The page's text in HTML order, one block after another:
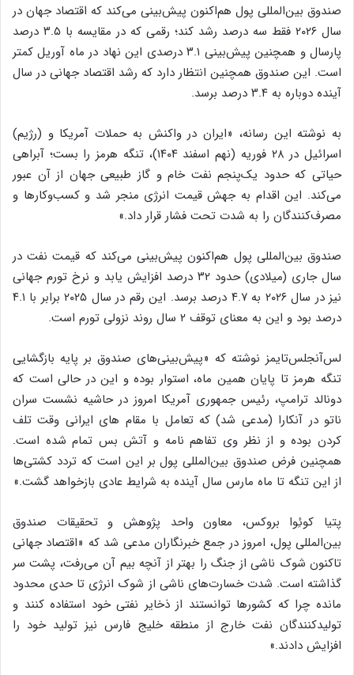
صندوق بین‌المللی پول هم‌اکنون پیش‌بینی می‌کند که اقتصاد جهان در
سال ۲۰۲۶ فقط سه درصد رشد کند؛ رقمی که در مقایسه با ۳.۵ درصد
پارسال و همچنین پیش‌بینی ۳.۱ درصدی این نهاد در ماه آوریل کمتر
است. این صندوق همچنین انتظار دارد که رشد اقتصاد جهانی در سال
آینده دوباره به ۳.۴ درصد برسد.
به نوشته این رسانه، «ایران در واکنش به حملات آمریکا و (رژیم)
اسرائیل در ۲۸ فوریه (نهم اسفند ۱۴۰۴)، تنگه هرمز را بست؛ آبراهی
حیاتی که حدود یک‌پنجم نفت خام و گاز طبیعی جهان از آن عبور
می‌کند. این اقدام به جهش قیمت انرژی منجر شد و کسب‌وکارها و
مصرف‌کنندگان را به شدت تحت‌ فشار قرار داد.»
صندوق بین‌المللی پول هم‌اکنون پیش‌بینی می‌کند که قیمت نفت در
سال جاری (میلادی) حدود ۳۲ درصد افزایش یابد و نرخ تورم جهانی
نیز در سال ۲۰۲۶ به ۴.۷ درصد برسد. این رقم در سال ۲۰۲۵ برابر با ۴.۱
درصد بود و این به‌ معنای توقف ۲ سال روند نزولی تورم است.
لس‌آنجلس‌تایمز نوشته که «پیش‌بینی‌های صندوق بر پایه بازگشایی
تنگه هرمز تا پایان همین ماه، استوار بوده و این در حالی است که
دونالد ترامپ، رئیس جمهوری آمریکا امروز در حاشیه نشست سران
ناتو در آنکارا (مدعی شد) که تعامل با مقام های ایرانی وقت تلف
کردن بوده و از نظر وی تفاهم نامه و آتش بس تمام شده است.
همچنین فرض صندوق بین‌المللی پول بر این است که تردد کشتی‌ها
از این تنگه تا ماه مارس سال آینده به شرایط عادی بازخواهد گشت.»
پتیا کوئِوا بروکس، معاون واحد پژوهش و تحقیقات صندوق
بین‌المللی پول، امروز در جمع خبرنگاران مدعی شد که «اقتصاد جهانی
تاکنون شوک ناشی از جنگ را بهتر از آنچه بیم آن می‌رفت، پشت سر
گذاشته است. شدت خسارت‌های ناشی از شوک انرژی تا حدی محدود
مانده چرا که کشورها توانستند از ذخایر نفتی خود استفاده کنند و
تولیدکنندگان نفت خارج از منطقه خلیج فارس نیز تولید خود را
افزایش دادند.»